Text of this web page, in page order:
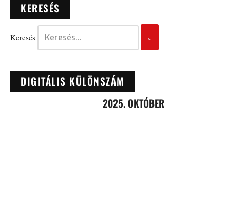
KERESÉS
Keresés
DIGITÁLIS KÜLÖNSZÁM
2025. OKTÓBER